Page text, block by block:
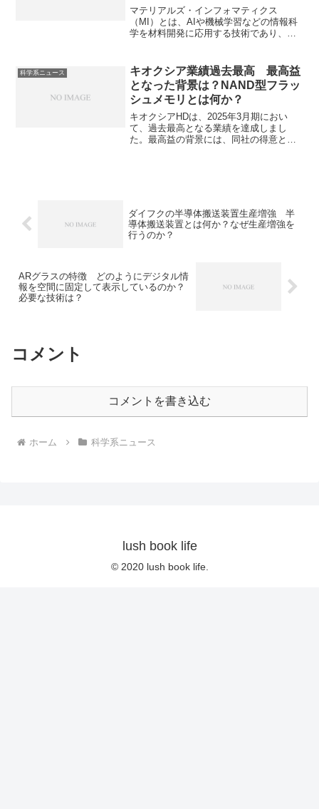
なものがあるのか？
マテリアルズ・インフォマティクス
（MI）とは、AIや機械学習などの情報科
学を材料開発に応用する技術であり、新
うに予測を行うのかどのような応用例が
あるのかを知ることができます。
科学系ニュース
キオクシア業績過去最高 最高益
となった背景は？NAND型フラッ
シュメモリとは何か？
キオクシアHDは、2025年3月期におい
て、過去最高となる業績を達成しまし
た。最高益の背景には、同社の得意とす
とができます。
ダイフクの半導体搬送装置生産増強 半
導体搬送装置とは何か？なぜ生産増強を
行うのか？
ARグラスの特徴 どのようにデジタル情
報を空間に固定して表示しているのか？
必要な技術は？
コメント
コメントを書き込む
ホーム 科学系ニュース
lush book life
© 2020 lush book life.